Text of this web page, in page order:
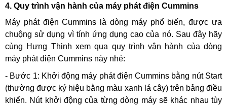
4. Quy trình vận hành của máy phát điện Cummins
Máy phát điện Cummins là dòng máy phổ biến, được ưa
chuộng sử dụng vì tính ứng dụng cao của nó. Sau đây hãy
cùng Hưng Thịnh xem qua quy trình vận hành của dòng
máy phát điện Cummins này nhé:
- Bước 1: Khởi động máy phát điện Cummins bằng nút Start
(thường được ký hiệu bằng màu xanh lá cây) trên bảng điều
khiển. Nút khởi động của từng dòng máy sẽ khác nhau tùy